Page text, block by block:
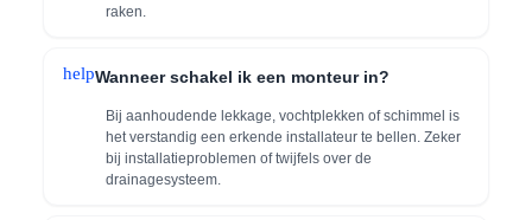
raken.
helpWanneer schakel ik een monteur in?
Bij aanhoudende lekkage, vochtplekken of schimmel is
het verstandig een erkende installateur te bellen. Zeker
bij installatieproblemen of twijfels over de
drainagesysteem.